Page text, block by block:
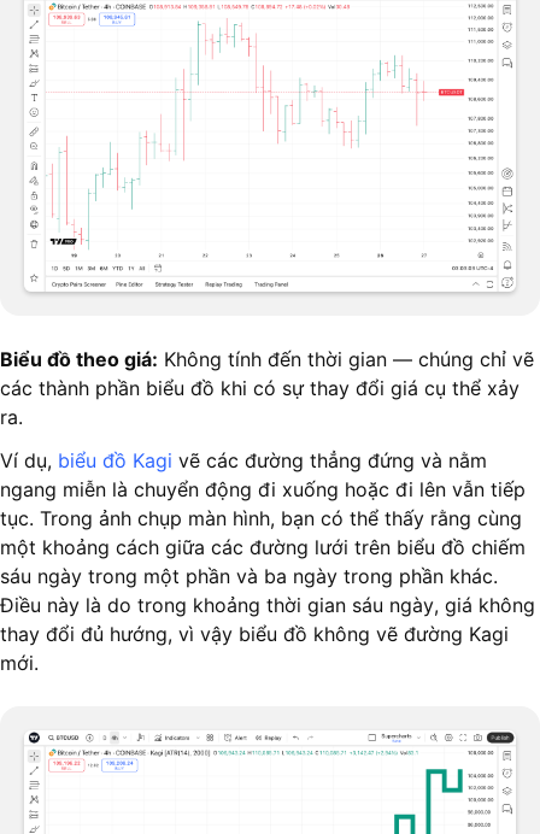
Biểu đồ theo giá: Không tính đến thời gian — chúng chỉ vẽ
các thành phần biểu đồ khi có sự thay đổi giá cụ thể xảy
ra.
Ví dụ, biểu đồ Kagi vẽ các đường thẳng đứng và nằm
ngang miễn là chuyển động đi xuống hoặc đi lên vẫn tiếp
tục. Trong ảnh chụp màn hình, bạn có thể thấy rằng cùng
một khoảng cách giữa các đường lưới trên biểu đồ chiếm
sáu ngày trong một phần và ba ngày trong phần khác.
Điều này là do trong khoảng thời gian sáu ngày, giá không
thay đổi đủ hướng, vì vậy biểu đồ không vẽ đường Kagi
mới.